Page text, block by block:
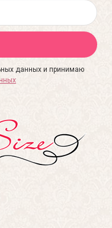
данных и принимаю